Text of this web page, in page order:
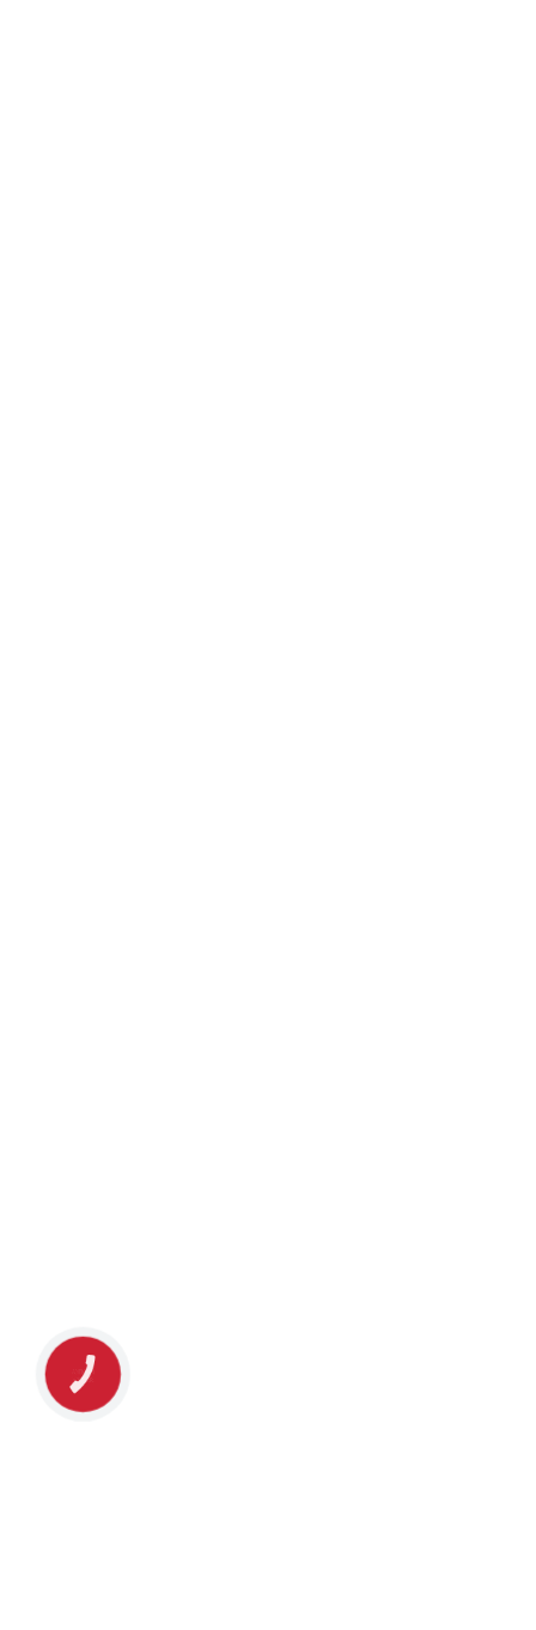
КНОПКА
ЗВ'ЯЗКУ